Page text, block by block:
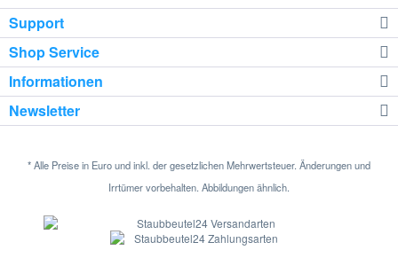
Support
Shop Service
Informationen
Newsletter
* Alle Preise in Euro und inkl. der gesetzlichen Mehrwertsteuer. Änderungen und
Irrtümer vorbehalten. Abbildungen ähnlich.